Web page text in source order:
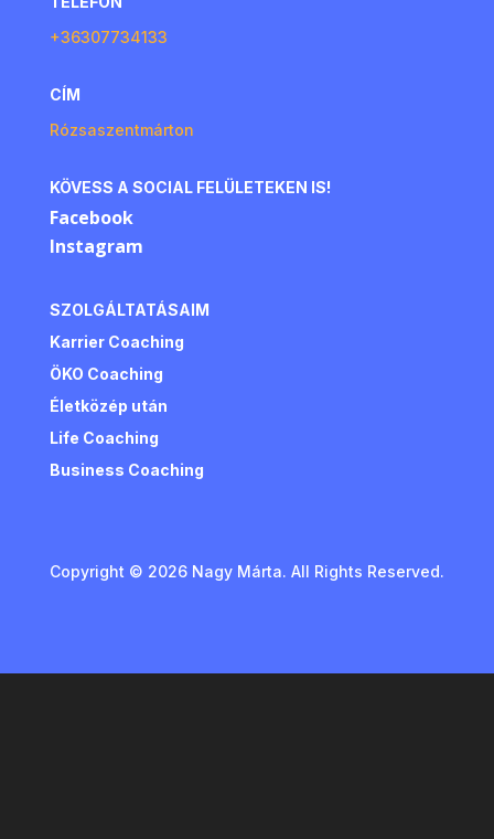
+36307734133
CÍM
Rózsaszentmárton
KÖVESS A SOCIAL FELÜLETEKEN IS!
Facebook
Instagram
SZOLGÁLTATÁSAIM
Karrier Coaching
ÖKO Coaching
Életközép után
Life Coaching
Business Coaching
Copyright © 2026 Nagy Márta. All Rights Reserved.